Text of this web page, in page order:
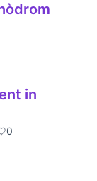
in
0